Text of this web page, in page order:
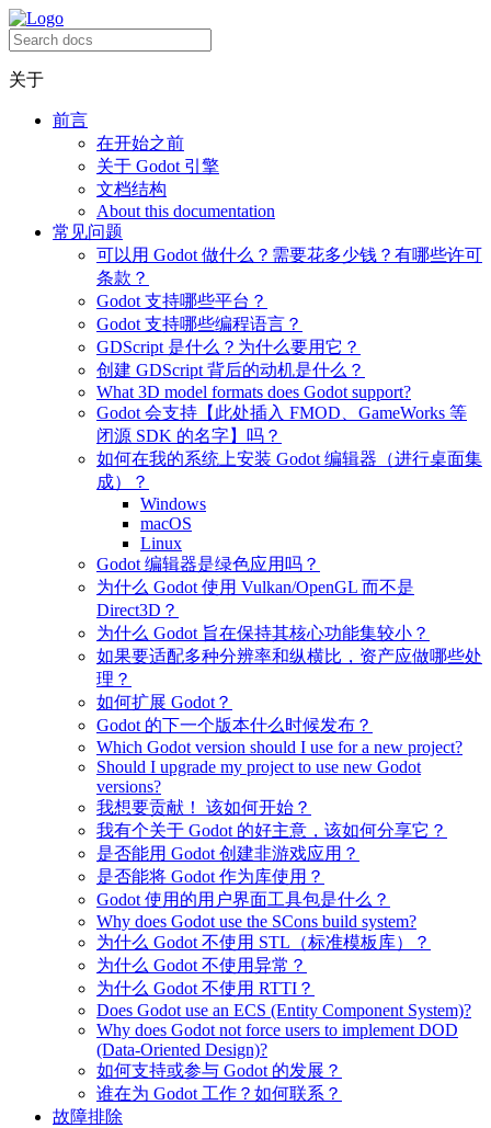
关于
前言
在开始之前
关于 Godot 引擎
文档结构
About this documentation
常见问题
可以用 Godot 做什么？需要花多少钱？有哪些许可
条款？
Godot 支持哪些平台？
Godot 支持哪些编程语言？
GDScript 是什么？为什么要用它？
创建 GDScript 背后的动机是什么？
What 3D model formats does Godot support?
Godot 会支持【此处插入 FMOD、GameWorks 等
闭源 SDK 的名字】吗？
如何在我的系统上安装 Godot 编辑器（进行桌面集
成）？
Windows
macOS
Linux
Godot 编辑器是绿色应用吗？
为什么 Godot 使用 Vulkan/OpenGL 而不是
Direct3D？
为什么 Godot 旨在保持其核心功能集较小？
如果要适配多种分辨率和纵横比，资产应做哪些处
理？
如何扩展 Godot？
Godot 的下一个版本什么时候发布？
Which Godot version should I use for a new project?
Should I upgrade my project to use new Godot
versions?
我想要贡献！ 该如何开始？
我有个关于 Godot 的好主意，该如何分享它？
是否能用 Godot 创建非游戏应用？
是否能将 Godot 作为库使用？
Godot 使用的用户界面工具包是什么？
Why does Godot use the SCons build system?
为什么 Godot 不使用 STL（标准模板库）？
为什么 Godot 不使用异常？
为什么 Godot 不使用 RTTI？
Does Godot use an ECS (Entity Component System)?
Why does Godot not force users to implement DOD
(Data-Oriented Design)?
如何支持或参与 Godot 的发展？
谁在为 Godot 工作？如何联系？
故障排除